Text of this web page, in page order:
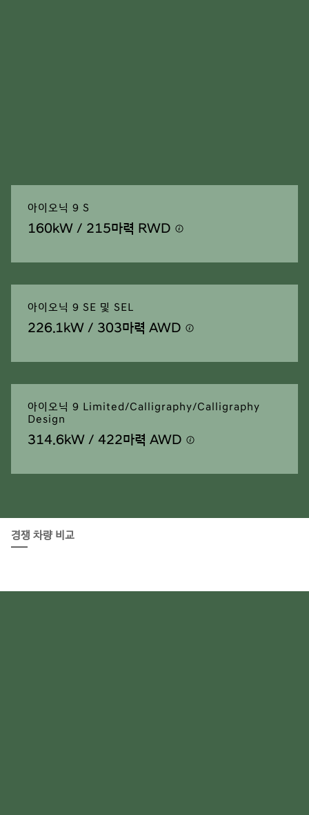
아이오닉 9 S
160kW / 215마력 RWD
아이오닉 9 SE 및 SEL
226.1kW / 303마력 AWD
아이오닉 9 Limited/Calligraphy/Calligraphy
Design
314.6kW / 422마력 AWD
경쟁 차량 비교